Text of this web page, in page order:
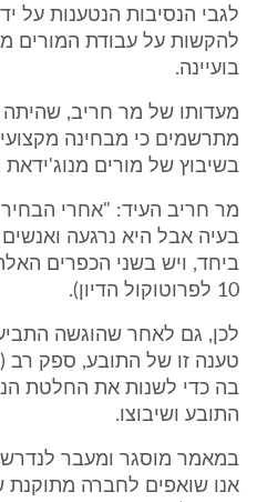
לגבי הנסיבות הנטענות על
להקשות על עבודת המורים
בועיינה.
מעדותו של מר חריב, שהיתה
מתרשמים כי מבחינה
בשיבוץ של מורים מנוג'ידאת
מר חריב העיד: "אחרי
בעיה אבל היא נרגעה
ביחד, ויש בשני הכפרים
10 לפרוטוקול הדיון).
לכן, גם לאחר שהוגשה
טענה זו של התובע, ספק רב
בה כדי לשנות את החלטת
התובע ושיבוצו.
במאמר מוסגר ומעבר לנדרש,
אנו שואפים לחברה